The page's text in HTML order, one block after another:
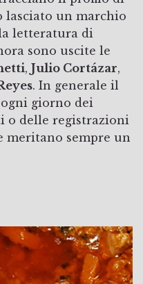
lasciato un marchio
letteratura di
sono uscite le
, Julio Cortázar,
. In generale il
giorno dei
o delle registrazioni
meritano sempre un